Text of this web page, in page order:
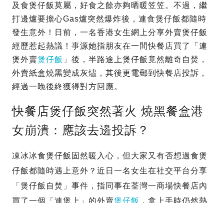
及食煲仔飯莫屬，好食之餘亦夠晒暖笠笠。不過，繼
打邊爐要擔心Gas爐突然爆炸後，連食煲仔飯都隨時
發生意外！日前，一名香港女生網上分享外賣煲仔飯
經歷惹起熱議！事源她指朋友在一間快餐店買了「連
煲外賣煲仔飯 」後，半路途上煲仔飯竟然離奇自焚，
外賣紙盒燒黑變成灰燼，其後更電郵到快餐店投訴，
經過一晚後終獲得對方回應。
快餐店煲仔飯突然著火 燒黑餐盒港
女崩潰：應該去邊投訴？
凍冰冰食煲仔飯固然暖入心，但大家又有否想過食煲
仔飯都隨時遇上意外？近日一名女生在社交平台分享
「煲仔飯自焚」事件，指同事在荃灣一商場快餐店內
買了一個「連煲上」的外賣煲仔飯 ，拿上手時仍然熱